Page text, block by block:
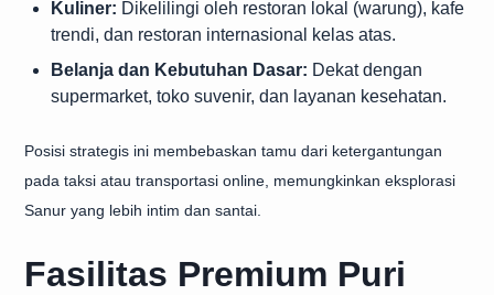
Kuliner: Dikelilingi oleh restoran lokal (warung), kafe
trendi, dan restoran internasional kelas atas.
Belanja dan Kebutuhan Dasar: Dekat dengan
supermarket, toko suvenir, dan layanan kesehatan.
Posisi strategis ini membebaskan tamu dari ketergantungan
pada taksi atau transportasi online, memungkinkan eksplorasi
Sanur yang lebih intim dan santai.
Fasilitas Premium Puri